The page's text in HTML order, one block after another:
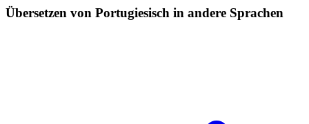
Übersetzen von Portugiesisch in andere Sprachen